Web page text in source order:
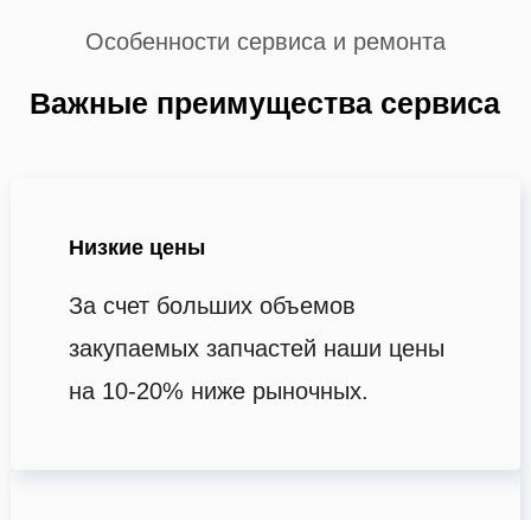
Особенности сервиса и ремонта
Важные преимущества сервиса
Низкие цены
За счет больших объемов
закупаемых запчастей наши цены
на 10-20% ниже рыночных.